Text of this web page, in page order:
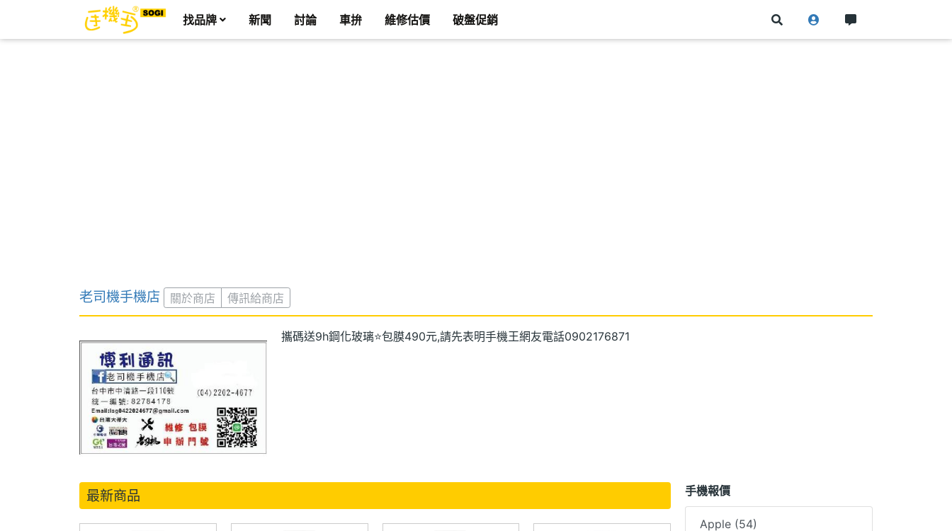
找品牌 新聞 討論 車拚 維修估價 破盤促銷
老司機手機店 關於商店 傳訊給商店
攜碼送9h鋼化玻璃⭐包膜490元,請先表明手機王網友電話0902176871
最新商品 手機報價
Apple (54)